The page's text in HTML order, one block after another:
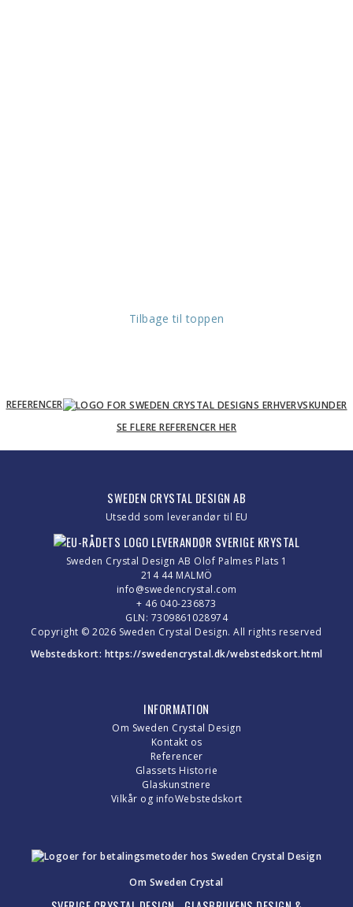
Tilbage til toppen
REFERENCER
SE FLERE REFERENCER HER
SWEDEN CRYSTAL DESIGN AB
Utsedd som leverandør til EU
Sweden Crystal Design AB Olof Palmes Plats 1
214 44 MALMÖ
info@swedencrystal.com
+ 46 040-236873
GLN: 7309861028974
Copyright © 2026 Sweden Crystal Design. All rights reserved
Webstedskort: https://swedencrystal.dk/webstedskort.html
INFORMATION
Om Sweden Crystal Design
Kontakt os
Referencer
Glassets Historie
Glaskunstnere
Vilkår og infoWebstedskort
Om Sweden Crystal